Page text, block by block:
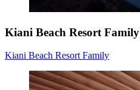
Kiani Beach Resort Family
Kiani Beach Resort Family